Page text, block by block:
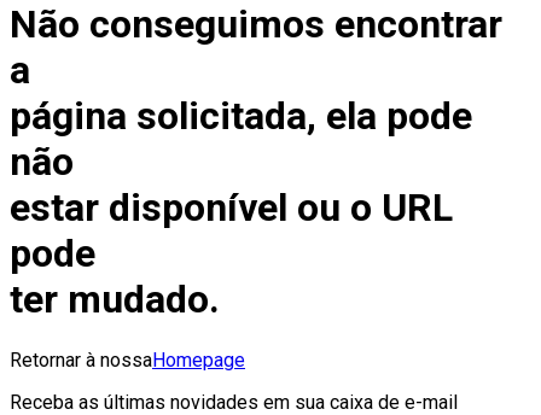
Não conseguimos encontrar
a
página solicitada, ela pode
não
estar disponível ou o URL
pode
ter mudado.
Retornar à nossaHomepage
Receba as últimas novidades em sua caixa de e-mail